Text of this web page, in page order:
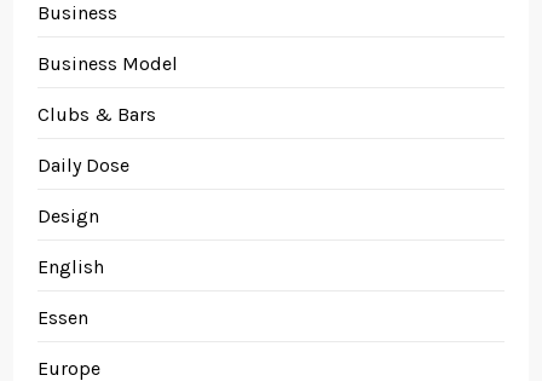
Business
Business Model
Clubs & Bars
Daily Dose
Design
English
Essen
Europe